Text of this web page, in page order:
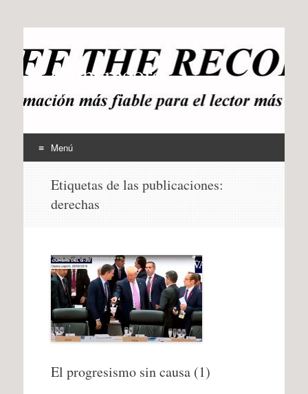
offtherecord
OTR
Menú
contenido
Etiquetas de las publicaciones:
derechas
El progresismo sin causa (1)